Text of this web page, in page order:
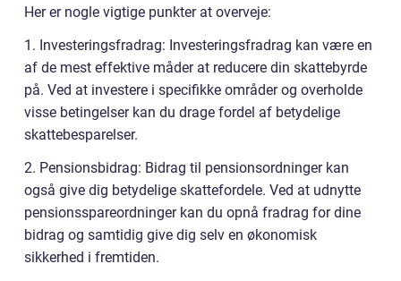
Her er nogle vigtige punkter at overveje:
1. Investeringsfradrag: Investeringsfradrag kan være en
af de mest effektive måder at reducere din skattebyrde
på. Ved at investere i specifikke områder og overholde
visse betingelser kan du drage fordel af betydelige
skattebesparelser.
2. Pensionsbidrag: Bidrag til pensionsordninger kan
også give dig betydelige skattefordele. Ved at udnytte
pensionsspareordninger kan du opnå fradrag for dine
bidrag og samtidig give dig selv en økonomisk
sikkerhed i fremtiden.